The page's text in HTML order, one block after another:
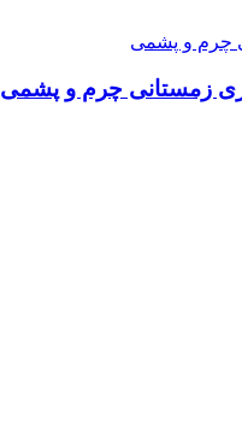
زمستانی چرم و پشمی